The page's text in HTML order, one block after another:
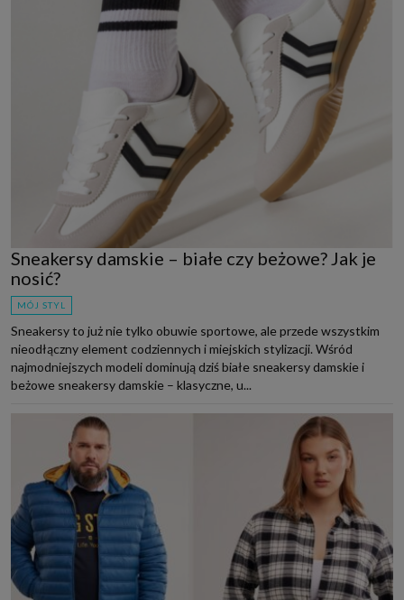
Sneakersy damskie – białe czy beżowe? Jak je
nosić?
MÓJ STYL
Sneakersy to już nie tylko obuwie sportowe, ale przede wszystkim
nieodłączny element codziennych i miejskich stylizacji. Wśród
najmodniejszych modeli dominują dziś białe sneakersy damskie i
beżowe sneakersy damskie – klasyczne, u...